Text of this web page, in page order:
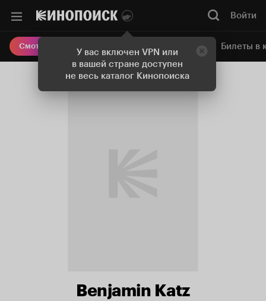
У вас включен VPN или
в вашей стране доступен
не весь каталог Кинопоиска
Войти
Смотреть кино Онлайн-кинотеатр Билеты в
Benjamin Katz